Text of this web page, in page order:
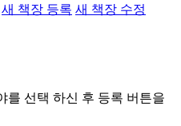
새 책장 등록 새 책장 수정
를 선택 하신 후 등록 버튼을